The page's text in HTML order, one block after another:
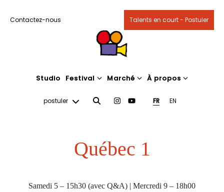
Contactez-nous Talents en court - Postuler
Studio Festival Marché À propos
postuler FR EN
Québec 1
Samedi 5 – 15h30 (avec Q&A) | Mercredi 9 – 18h00